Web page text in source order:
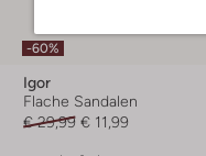
-60%
Igor
Flache Sandalen
€ 29,99 € 11,99